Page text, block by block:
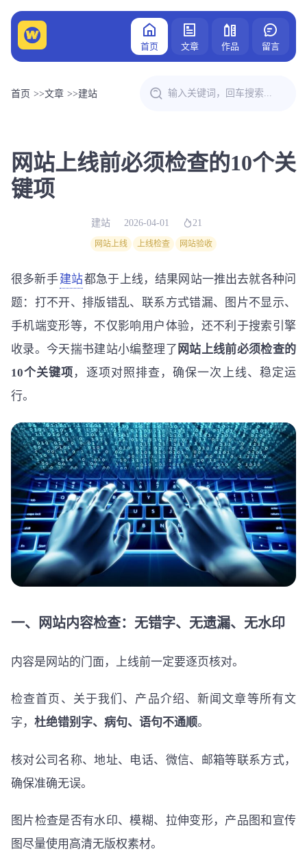
首页 文章 作品 留言
首页 >>文章 >>建站
网站上线前必须检查的10个关
键项
建站 2026-04-01 21
网站上线 上线检查 网站验收
很多新手建站都急于上线，结果网站一推出去就各种问
题：打不开、排版错乱、联系方式错漏、图片不显示、
手机端变形等，不仅影响用户体验，还不利于搜索引擎
收录。今天揣书建站小编整理了 网站上线前必须检查的
10个关键项 ，逐项对照排查，确保一次上线、稳定运
行。
一、网站内容检查：无错字、无遗漏、无水印
内容是网站的门面，上线前一定要逐页核对。
检查首页、关于我们、产品介绍、新闻文章等所有文
字， 杜绝错别字、病句、语句不通顺。
核对公司名称、地址、电话、微信、邮箱等联系方式，
确保准确无误。
图片检查是否有水印、模糊、拉伸变形，产品图和宣传
图尽量使用高清无版权素材。